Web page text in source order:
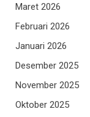
Maret 2026
Februari 2026
Januari 2026
Desember 2025
November 2025
Oktober 2025